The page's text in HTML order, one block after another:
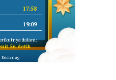
17:58
19:09
dalam:
56 detik
Kemenag